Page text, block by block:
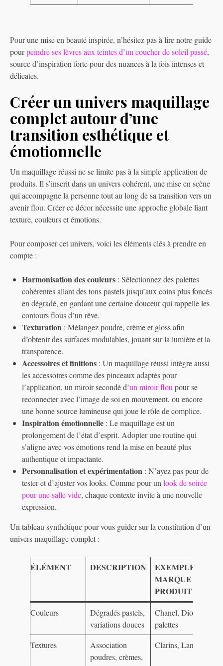
Pour une mise en beauté inspirée, n’hésitez pas à lire notre guide
pourpeindre ses lèvres aux teintes d’un coucher de soleil passé,
source d’inspiration forte pour des nuances à la fois intenses et
délicates.
Créer un univers maquillage
complet autour d’une
transition esthétique et
émotionnelle
Un maquillage réussi ne se limite pas à la simple application de
produits. Il s’inscrit dans un univers cohérent, une mise en scène
qui accompagne la personne tout au long de sa transition vers un
avenir flou. Créer ce décor nécessite une approche globale liant
texture, couleurs et émotions.
Pour composer cet univers, voici les éléments clés à prendre en
compte :
Harmonisation des couleurs : Sélectionnez des palettes
cohérentes allant des tons pastels jusqu’aux coins plus foncés
en dégradé, en gardant une certaine douceur qui rappelle les
contours flous d’un rêve.
Texturation : Mélangez poudre, crème et gloss afin
d’obtenir des surfaces modulables, jouant sur la lumière et la
transparence.
Accessoires et finitions : Un maquillage réussi intègre aussi
les accessoires comme des pinceaux adaptés pour
l’application, un miroir secondé d’un miroir flou pour se
reconnecter avec l’image de soi en mouvement, ou encore
une bonne source lumineuse qui joue le rôle de complice.
Inspiration émotionnelle : Le maquillage est un
prolongement de l’état d’esprit. Adopter une routine qui
s’aligne avec vos émotions rend la mise en beauté plus
authentique et impactante.
Personnalisation et expérimentation : N’ayez pas peur de
tester et d’ajuster vos looks. Comme pour un look de soirée
pour une salle vide, chaque contexte invite à une nouvelle
expression.
Un tableau synthétique pour vous guider sur la constitution d’un
univers maquillage complet :
ÉLÉMENT DESCRIPTION
EXEMPLE DE
MARQUE /
PRODUIT
Couleurs
Dégradés pastels,
variations douces
Chanel, Dior
palettes
Textures
Association
poudres, crèmes,
Clarins, Lancôme